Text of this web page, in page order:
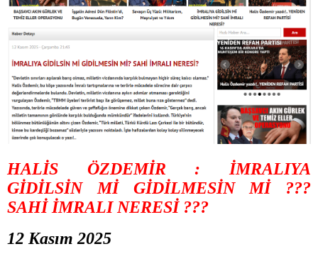
HALİS ÖZDEMİR : İMRALIYA
GİDİLSİN Mİ GİDİLMESİN Mİ ???
SAHİ İMRALI NERESİ ???
12 Kasım 2025